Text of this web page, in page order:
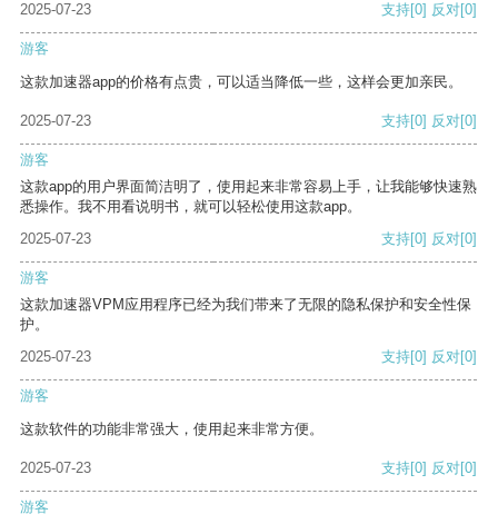
2025-07-23
支持[0] 反对[0]
游客
这款加速器app的价格有点贵，可以适当降低一些，这样会更加亲民。
2025-07-23 支持[0] 反对[0]
游客
这款app的用户界面简洁明了，使用起来非常容易上手，让我能够快速熟
悉操作。我不用看说明书，就可以轻松使用这款app。
2025-07-23
支持[0] 反对[0]
游客
这款加速器VPM应用程序已经为我们带来了无限的隐私保护和安全性保
护。
2025-07-23
支持[0] 反对[0]
游客
这款软件的功能非常强大，使用起来非常方便。
2025-07-23 支持[0] 反对[0]
游客